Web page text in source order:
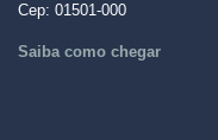
Cep: 01501-000
Saiba como chegar